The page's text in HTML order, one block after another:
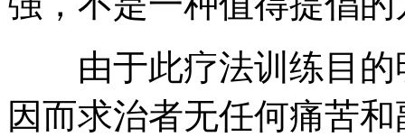
由于此疗法训练目的
因而求治者无任何痛苦